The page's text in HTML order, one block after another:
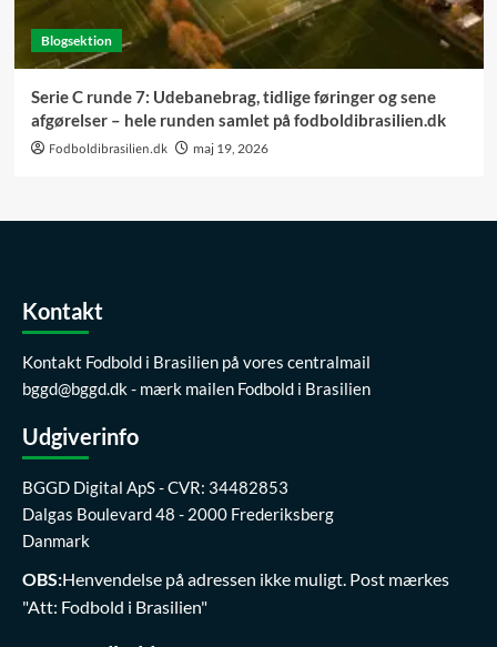
Blogsektion
Serie C runde 7: Udebanebrag, tidlige føringer og sene
afgørelser – hele runden samlet på fodboldibrasilien.dk
Fodboldibrasilien.dk maj 19, 2026
Kontakt
Kontakt Fodbold i Brasilien på vores centralmail
bggd@bggd.dk- mærk mailen Fodbold i Brasilien
Udgiverinfo
BGGD Digital ApS - CVR: 34482853
Dalgas Boulevard 48 - 2000 Frederiksberg
Danmark
OBS:Henvendelse på adressen ikke muligt. Post mærkes
"Att: Fodbold i Brasilien"